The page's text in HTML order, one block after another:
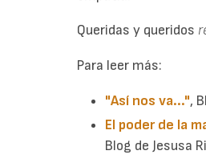
Queridas y queridos
Para leer más:
"Así nos va...",
El poder de la
Blog de Jesusa